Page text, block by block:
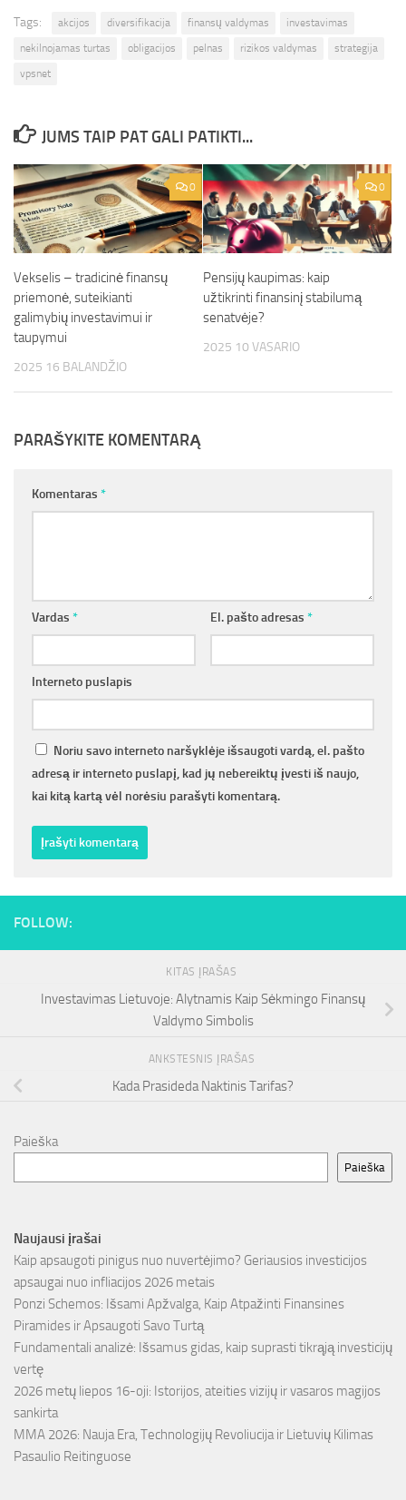
Tags: akcijos diversifikacija finansų valdymas
investavimas
nekilnojamas turtas
obligacijos pelnas rizikos valdymas
strategija
vpsnet
JUMS TAIP PAT GALI PATIKTI...
0
Vekselis – tradicinė finansų
priemonė, suteikianti
galimybių investavimui ir
taupymui
2025 16 BALANDŽIO
0
Pensijų kaupimas: kaip
užtikrinti finansinį stabilumą
senatvėje?
2025 10 VASARIO
PARAŠYKITE KOMENTARĄ
Komentaras *
Vardas * El. pašto adresas *
Interneto puslapis
Noriu savo interneto naršyklėje išsaugoti vardą, el. pašto
adresą ir interneto puslapį, kad jų nebereiktų įvesti iš naujo,
kai kitą kartą vėl norėsiu parašyti komentarą.
FOLLOW:
KITAS ĮRAŠAS
Investavimas Lietuvoje: Alytnamis Kaip Sėkmingo Finansų
Valdymo Simbolis
ANKSTESNIS ĮRAŠAS
Kada Prasideda Naktinis Tarifas?
Paieška
Paieška
Naujausi įrašai
Kaip apsaugoti pinigus nuo nuvertėjimo? Geriausios investicijos
apsaugai nuo infliacijos 2026 metais
Ponzi Schemos: Išsami Apžvalga, Kaip Atpažinti Finansines
Piramides ir Apsaugoti Savo Turtą
Fundamentali analizė: Išsamus gidas, kaip suprasti tikrąją investicijų
vertę
2026 metų liepos 16-oji: Istorijos, ateities vizijų ir vasaros magijos
sankirta
MMA 2026: Nauja Era, Technologijų Revoliucija ir Lietuvių Kilimas
Pasaulio Reitinguose